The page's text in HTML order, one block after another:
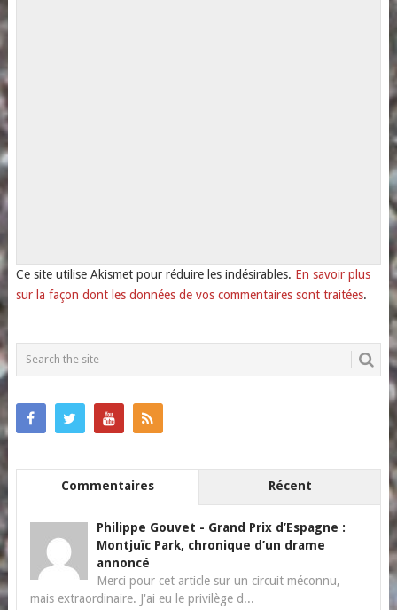
Ce site utilise Akismet pour réduire les indésirables. En savoir plus
sur la façon dont les données de vos commentaires sont traitées.
Commentaires Récent
Philippe Gouvet - Grand Prix d’Espagne :
Montjuïc Park, chronique d’un drame
annoncé
Merci pour cet article sur un circuit méconnu,
mais extraordinaire. J'ai eu le privilège d...